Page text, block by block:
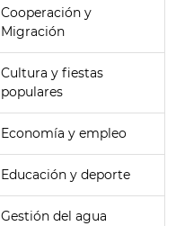
Cooperación y
Migración
Cultura y fiestas
populares
Economía y empleo
Educación y deporte
Gestión del agua